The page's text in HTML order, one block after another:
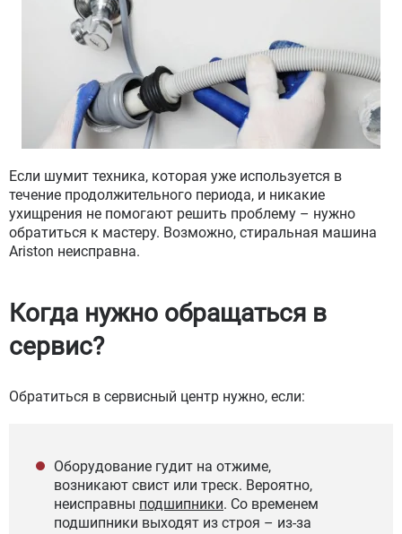
Если шумит техника, которая уже используется в
течение продолжительного периода, и никакие
ухищрения не помогают решить проблему – нужно
обратиться к мастеру. Возможно, стиральная машина
Ariston неисправна.
Когда нужно обращаться в
сервис?
Обратиться в сервисный центр нужно, если:
Оборудование гудит на отжиме,
возникают свист или треск. Вероятно,
неисправны подшипники. Со временем
подшипники выходят из строя – из-за